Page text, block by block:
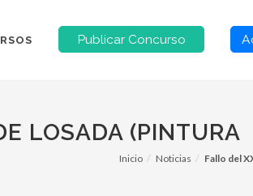
Publicar Concurso
LOSADA (PINTURA
Inicio Noticias Fallo del